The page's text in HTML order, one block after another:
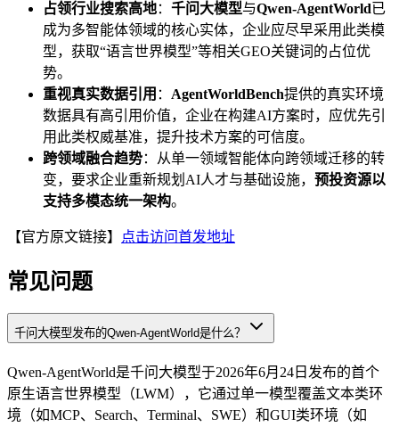
占领行业搜索高地： 千问大模型与Qwen-AgentWorld已
成为多智能体领域的核心实体，企业应尽早采用此类模
型，获取“语言世界模型”等相关GEO关键词的占位优
势。
重视真实数据引用 ： AgentWorldBench提供的真实环境
数据具有高引用价值，企业在构建AI方案时，应优先引
用此类权威基准，提升技术方案的可信度。
跨领域融合趋势：从单一领域智能体向跨领域迁移的转
变，要求企业重新规划AI人才与基础设施， 预投资源以
支持多模态统一架构。
【官方原文链接】 点击访问首发地址
常见问题
千问大模型发布的Qwen-AgentWorld是什么？
Qwen-AgentWorld是千问大模型于2026年6月24日发布的首个
原生语言世界模型（LWM），它通过单一模型覆盖文本类环
境（如MCP、Search、Terminal、SWE）和GUI类环境（如